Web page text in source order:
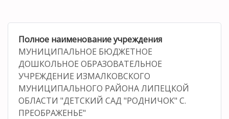
Полное наименование учреждения
МУНИЦИПАЛЬНОЕ БЮДЖЕТНОЕ
ДОШКОЛЬНОЕ ОБРАЗОВАТЕЛЬНОЕ
УЧРЕЖДЕНИЕ ИЗМАЛКОВСКОГО
МУНИЦИПАЛЬНОГО РАЙОНА ЛИПЕЦКОЙ
ОБЛАСТИ "ДЕТСКИЙ САД "РОДНИЧОК" С.
ПРЕОБРАЖЕНЬЕ"